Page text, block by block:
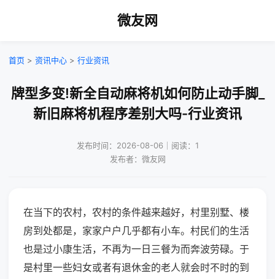
微友网
首页 > 资讯中心 > 行业资讯
牌型多变!新全自动麻将机如何防止动手脚_
新旧麻将机程序差别大吗-行业资讯
发布时间：2026-08-06｜阅读：1
发布者：微友网
在当下的农村，农村的条件越来越好，村里别墅、楼
房到处都是，家家户户几乎都有小车。村民们的生活
也是过小康生活，不再为一日三餐为而奔波劳碌。于
是村里一些妇女或者有退休金的老人就会时不时的到